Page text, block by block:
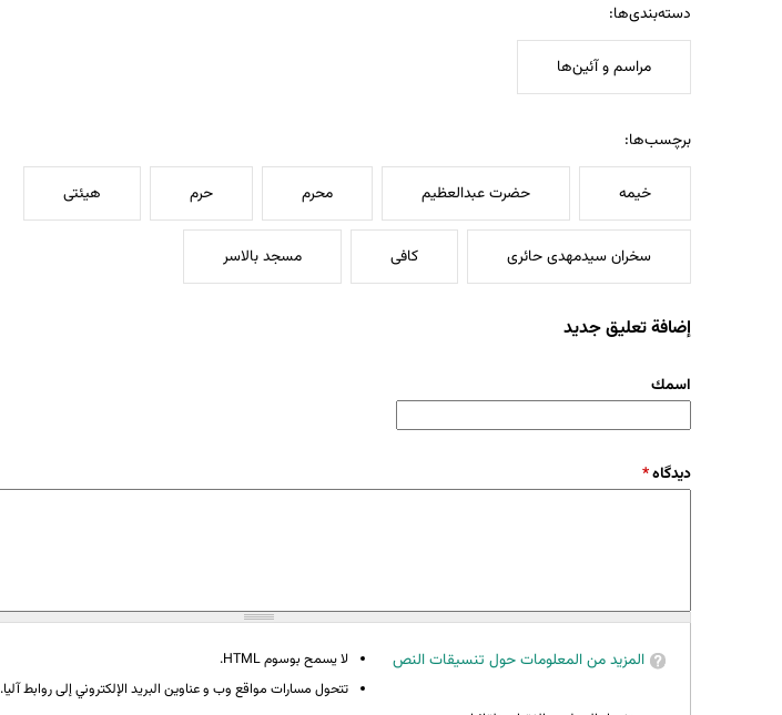
دسته‌بندی‌ها:
مراسم و آئین‌ها
برچسب‌ها:
خیمه حضرت عبدالعظیم محرم حرم هیئتی
سخران سیدمهدی حائری کافی مسجد بالاسر
إضافة تعليق جديد
‏اسمك ‏
‏دیدگاه ‏*
المزيد من المعلومات حول تنسيقات النص
لا يسمح بوسوم HTML.
تتحول مسارات مواقع وب و عناوين البريد الإلكتروني إلى روابط آليا.